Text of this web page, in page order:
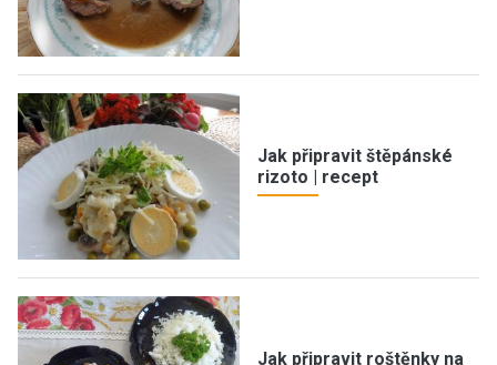
Jak připravit štěpánské
rizoto | recept
Jak připravit roštěnky na